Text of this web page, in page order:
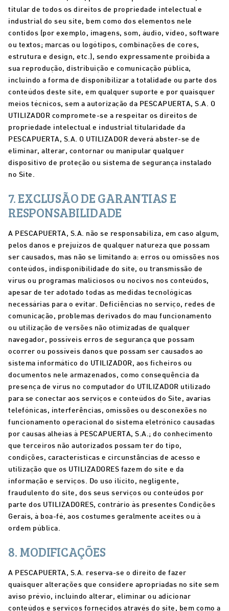
titular de todos os direitos de propriedade intelectual e
industrial do seu site, bem como dos elementos nele
contidos (por exemplo, imagens, som, áudio, vídeo, software
ou textos; marcas ou logótipos, combinações de cores,
estrutura e design, etc.), sendo expressamente proibida a
sua reprodução, distribuição e comunicação pública,
incluindo a forma de disponibilizar a totalidade ou parte dos
conteúdos deste site, em qualquer suporte e por quaisquer
meios técnicos, sem a autorização da PESCAPUERTA, S.A. O
UTILIZADOR compromete-se a respeitar os direitos de
propriedade intelectual e industrial titularidade da
PESCAPUERTA, S.A. O UTILIZADOR deverá abster-se de
eliminar, alterar, contornar ou manipular qualquer
dispositivo de proteção ou sistema de segurança instalado
no Site.
7. EXCLUSÃO DE GARANTIAS E
RESPONSABILIDADE
A PESCAPUERTA, S.A. não se responsabiliza, em caso algum,
pelos danos e prejuízos de qualquer natureza que possam
ser causados, mas não se limitando a: erros ou omissões nos
conteúdos, indisponibilidade do site, ou transmissão de
vírus ou programas maliciosos ou nocivos nos conteúdos,
apesar de ter adotado todas as medidas tecnológicas
necessárias para o evitar. Deficiências no serviço, redes de
comunicação, problemas derivados do mau funcionamento
ou utilização de versões não otimizadas de qualquer
navegador, possíveis erros de segurança que possam
ocorrer ou possíveis danos que possam ser causados ao
sistema informático do UTILIZADOR, aos ficheiros ou
documentos nele armazenados, como consequência da
presença de vírus no computador do UTILIZADOR utilizado
para se conectar aos serviços e conteúdos do Site, avarias
telefónicas, interferências, omissões ou desconexões no
funcionamento operacional do sistema eletrónico causadas
por causas alheias à PESCAPUERTA, S.A.; do conhecimento
que terceiros não autorizados possam ter do tipo,
condições, características e circunstâncias de acesso e
utilização que os UTILIZADORES fazem do site e da
informação e serviços. Do uso ilícito, negligente,
fraudulento do site, dos seus serviços ou conteúdos por
parte dos UTILIZADORES, contrário às presentes Condições
Gerais, à boa-fé, aos costumes geralmente aceites ou à
ordem pública.
8. MODIFICAÇÕES
A PESCAPUERTA, S.A. reserva-se o direito de fazer
quaisquer alterações que considere apropriadas no site sem
aviso prévio, incluindo alterar, eliminar ou adicionar
conteúdos e serviços fornecidos através do site, bem como a